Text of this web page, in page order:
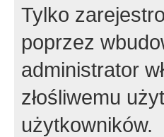
Tylko
poprzez
administrator
złośliwemu
użytkowników.